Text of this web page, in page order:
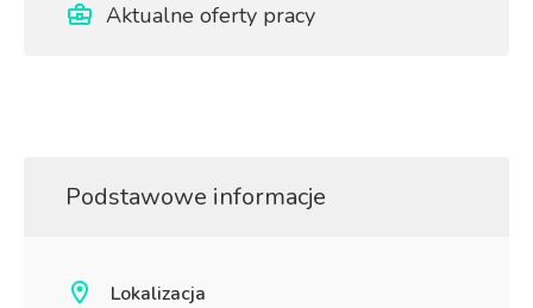
Aktualne oferty pracy
Podstawowe informacje
Lokalizacja